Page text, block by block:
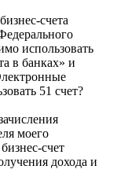
счета
использовать
в банках» и
51 счет?
моего
счет
дохода и